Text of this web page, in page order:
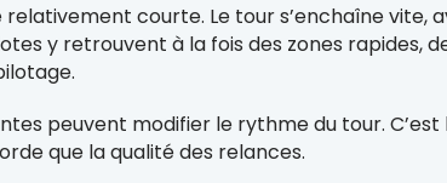
courte. Le tour s’enchaîne vite,
y retrouvent à la fois des zones rapides,
peuvent modifier le rythme du tour. C’est
que la qualité des relances.